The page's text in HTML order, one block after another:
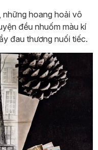
những hoang hoải vô
đều nhuốm màu kí
đau thương nuối tiếc.